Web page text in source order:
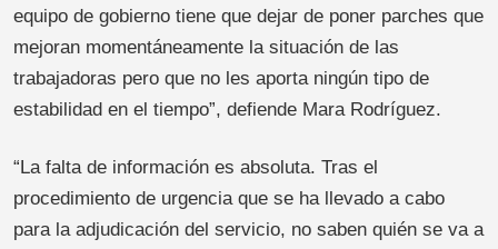
equipo de gobierno tiene que dejar de poner parches que
mejoran momentáneamente la situación de las
trabajadoras pero que no les aporta ningún tipo de
estabilidad en el tiempo”, defiende Mara Rodríguez.
“La falta de información es absoluta. Tras el
procedimiento de urgencia que se ha llevado a cabo
para la adjudicación del servicio, no saben quién se va a